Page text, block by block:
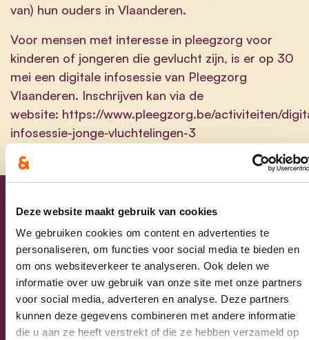
Deze website maakt gebruik van cookies
We gebruiken cookies om content en advertenties te
personaliseren, om functies voor social media te bieden en
om ons websiteverkeer te analyseren. Ook delen we
informatie over uw gebruik van onze site met onze partners
voor social media, adverteren en analyse. Deze partners
kunnen deze gegevens combineren met andere informatie
die u aan ze heeft verstrekt of die ze hebben verzameld op
van) hun ouders in Vlaanderen.
Voor mensen met interesse in pleegzorg voor
kinderen of jongeren die gevlucht zijn, is er op 30
mei een digitale infosessie van Pleegzorg
Vlaanderen. Inschrijven kan via de
website: https://www.pleegzorg.be/activiteiten/
infosessie-jonge-vluchtelingen-3
Blijf op de hoogte
Laat hier je e-mailadres achter en ontvang
onze nieuwsbrief.
E-mailadres